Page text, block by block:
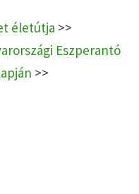
életútja >>
Eszperantó
>>